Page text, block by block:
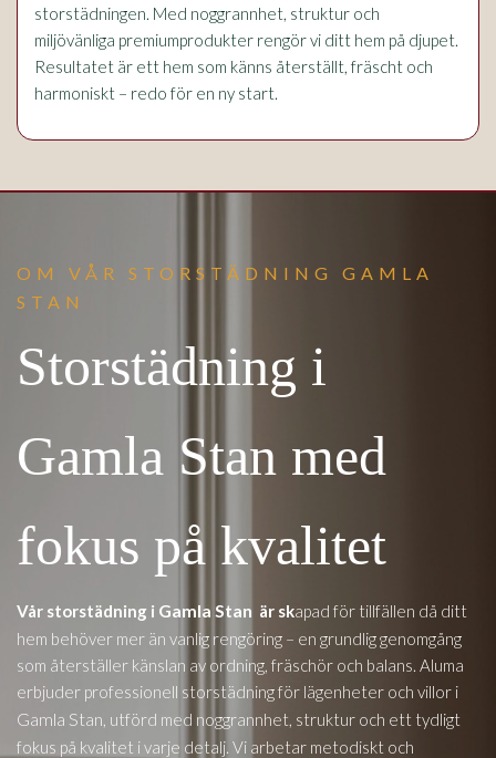
storstädningen. Med noggrannhet, struktur och
miljövänliga premiumprodukter rengör vi ditt hem på djupet.
Resultatet är ett hem som känns återställt, fräscht och
harmoniskt – redo för en ny start.
OM VÅR STORSTÄDNING GAMLA
STAN
Storstädning i
Gamla Stan med
fokus på kvalitet
Vår storstädning i Gamla Stan är skapad för tillfällen då ditt
hem behöver mer än vanlig rengöring – en grundlig genomgång
som återställer känslan av ordning, fräschör och balans. Aluma
erbjuder professionell storstädning för lägenheter och villor i
Gamla Stan , utförd med noggrannhet, struktur och ett tydligt
fokus på kvalitet i varje detalj. Vi arbetar metodiskt och